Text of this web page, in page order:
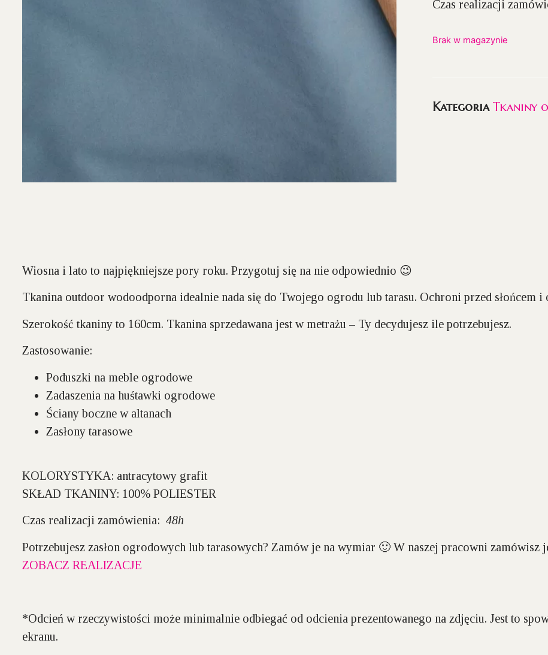
Czas realizacji
Brak w magazynie
Kategoria Tkaniny
Wiosna i lato to najpiękniejsze pory roku. Przygotuj się na nie odpowiednio 😉
Tkanina outdoor wodoodporna idealnie nada się do Twojego ogrodu lub tarasu. Ochroni przed słońcem
Szerokość tkaniny to 160cm. Tkanina sprzedawana jest w metrażu – Ty decydujesz ile potrzebujesz.
Zastosowanie:
Poduszki na meble ogrodowe
Zadaszenia na huśtawki ogrodowe
Ściany boczne w altanach
Zasłony tarasowe
KOLORYSTYKA: antracytowy grafit
SKŁAD TKANINY: 100% POLIESTER
Czas realizacji zamówienia: 48h
Potrzebujesz zasłon ogrodowych lub tarasowych? Zamów je na wymiar 🙂 W naszej pracowni
ZOBACZ REALIZACJE
*Odcień w rzeczywistości może minimalnie odbiegać od odcienia prezentowanego na zdjęciu. Jest to
ekranu.